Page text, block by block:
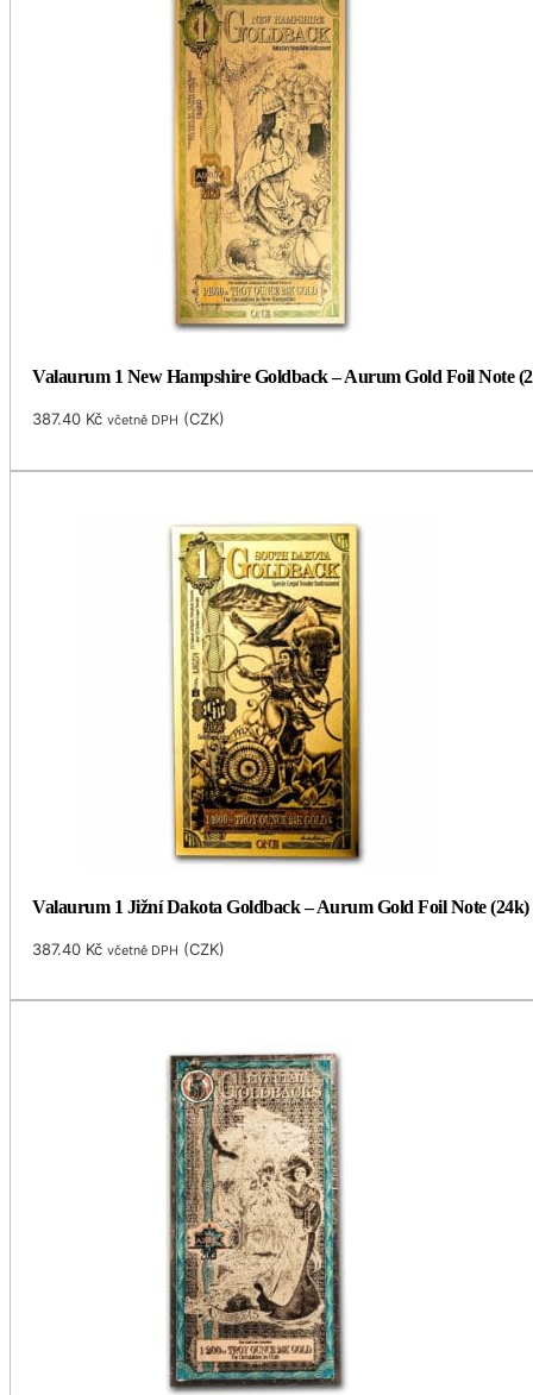
Valaurum 1 New Hampshire Goldback – Aurum Gold Foil Note
387.40 Kč včetně DPH (CZK)
Valaurum 1 Jižní Dakota Goldback – Aurum Gold Foil Note (24k)
387.40 Kč včetně DPH (CZK)